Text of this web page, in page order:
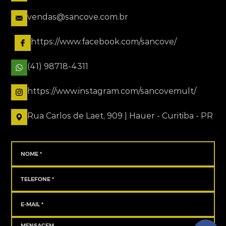
vendas@sancove.com.br
https://www.facebook.com/sancove/
(41) 98718-4311
https://www.instagram.com/sancovemult/
Rua Carlos de Laet, 909 | Hauer - Curitiba - PR